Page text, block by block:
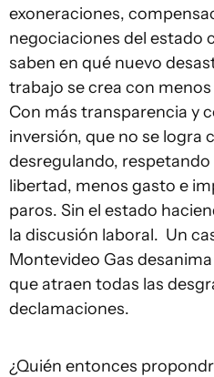
exoneraciones,
negociaciones del estado
saben en qué nuevo
trabajo se crea con
Con más transparencia y
inversión, que no se logra
desregulando,
libertad, menos gasto e
paros. Sin el estado
la discusión laboral. Un
Montevideo Gas
que atraen todas las
declamaciones.
¿Quién entonces